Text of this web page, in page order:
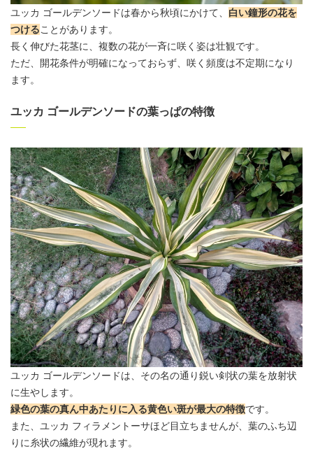
ユッカ ゴールデンソードは春から秋頃にかけて、 白い鐘形の花を
つけることがあります。
長く伸びた花茎に、複数の花が一斉に咲く姿は壮観です。
ただ、開花条件が明確になっておらず、咲く頻度は不定期になり
ます。
ユッカ ゴールデンソードの葉っぱの特徴
ユッカ ゴールデンソードは、その名の通り鋭い剣状の葉を放射状
に生やします。
緑色の葉の真ん中あたりに入る黄色い斑が最大の特徴です。
また、ユッカ フィラメントーサほど目立ちませんが、葉のふち辺
りに糸状の繊維が現れます。